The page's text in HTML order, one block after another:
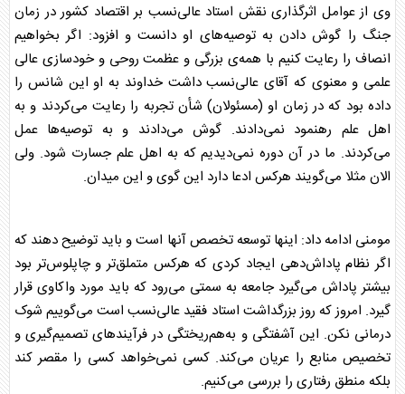
وی از عوامل اثرگذاری نقش استاد عالی‌نسب بر اقتصاد کشور در زمان
جنگ را گوش دادن به توصیه‌های او دانست و افزود: اگر بخواهیم
انصاف را رعایت کنیم با همه‌ی بزرگی و عظمت روحی و خودسازی عالی
علمی و معنوی که آقای عالی‌نسب داشت خداوند به او این شانس را
داده بود که در زمان او (مسئولان) شأن تجربه را رعایت می‌کردند و به
اهل علم رهنمود نمی‌دادند. گوش می‌دادند و به توصیه‌ها عمل
می‌کردند. ما در آن دوره نمی‌دیدیم که به اهل علم جسارت شود. ولی
الان مثلا می‌گویند هرکس ادعا دارد این گوی و این میدان.
مومنی ادامه داد: اینها توسعه تخصص آنها است و باید توضیح دهند که
اگر نظام پاداش‌دهی ایجاد کردی که هرکس متملق‌تر و چاپلوس‌تر بود
بیشتر پاداش می‌گیرد جامعه به سمتی می‌رود که باید مورد واکاوی قرار
گیرد. امروز که روز بزرگداشت استاد فقید عالی‌نسب است می‌گوییم شوک
درمانی نکن. این آشفتگی و به‌هم‌ریختگی در فرآیندهای تصمیم‌گیری و
تخصیص منابع را عریان می‌کند. کسی نمی‌خواهد کسی را مقصر کند
بلکه منطق رفتاری را بررسی می‌کنیم.